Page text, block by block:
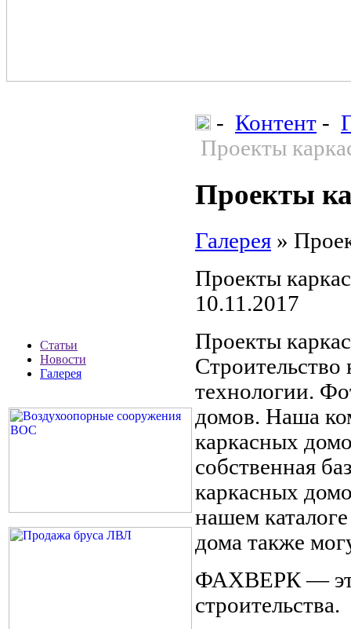
Статьи
Новости
Галерея
- Контент -
Проекты
Проекты
Галерея »
Проекты
10.11.2017
Проекты
технологии.
домов. Наша
каркасных
собственная
каркасных
нашем
дома также
ФАХВЕРК — это
строительства.